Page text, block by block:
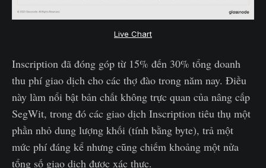
Live Chart
Inscription đã đóng góp từ 15% đến 30% tổng doanh
thu phí giao dịch cho các thợ đào trong năm nay. Điều
này làm nổi bật bản chất không trực quan của nâng cấp
SegWit, trong đó các giao dịch Inscription tiêu thụ một
phần nhỏ dung lượng khối (tính bằng byte), trả một
mức phí đáng kể nhưng cũng chiếm khoảng một nửa
tổng số giao dịch được xác thực.